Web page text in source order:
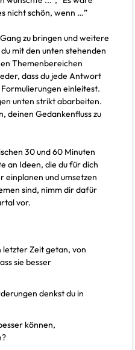
nicht schön, wenn …”
zu bringen und weitere
mit den unten stehenden
Themenbereichen
dass du jede Antwort
einleitest.
unten strikt abarbeiten.
deinen Gedankenfluss zu
30 und 60 Minuten
an Ideen, die du für dich
einplanen und umsetzen
sind, nimm dir dafür
vor.
letzter Zeit getan, von
sie besser
denkst du in
können,